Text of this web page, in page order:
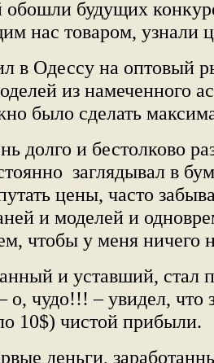
обошли будущих
нас товаром, узнали
в Одессу на оптовый
из намеченного
было сделать
долго и бестолково
заглядывал в
цены, часто
и моделей и
чтобы у меня ничего
и уставший, стал
о, чудо!!! – увидел, что
10$) чистой прибыли.
деньги,